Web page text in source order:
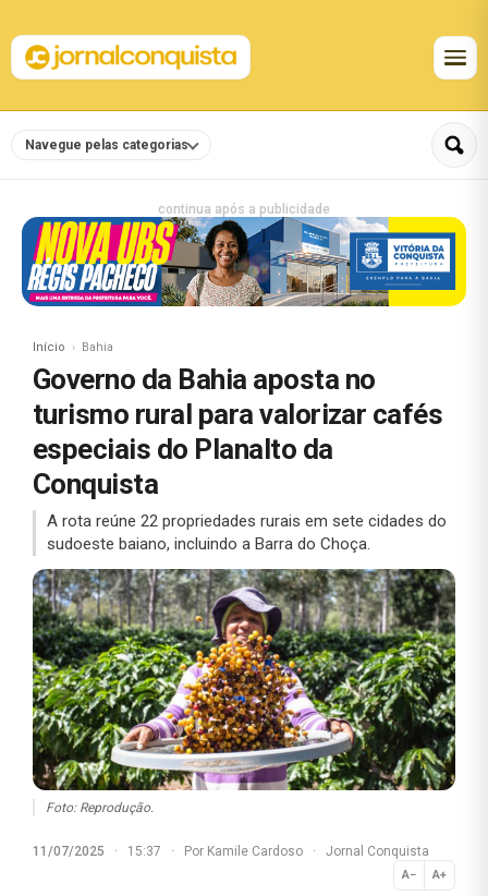
Navegue pelas categorias
continua após a publicidade
Início Bahia
Governo da Bahia aposta no
turismo rural para valorizar cafés
especiais do Planalto da
Conquista
A rota reúne 22 propriedades rurais em sete cidades do
sudoeste baiano, incluindo a Barra do Choça.
Foto: Reprodução.
11/07/2025 · 15:37 · Por Kamile Cardoso · Jornal Conquista
A− A+
Normal